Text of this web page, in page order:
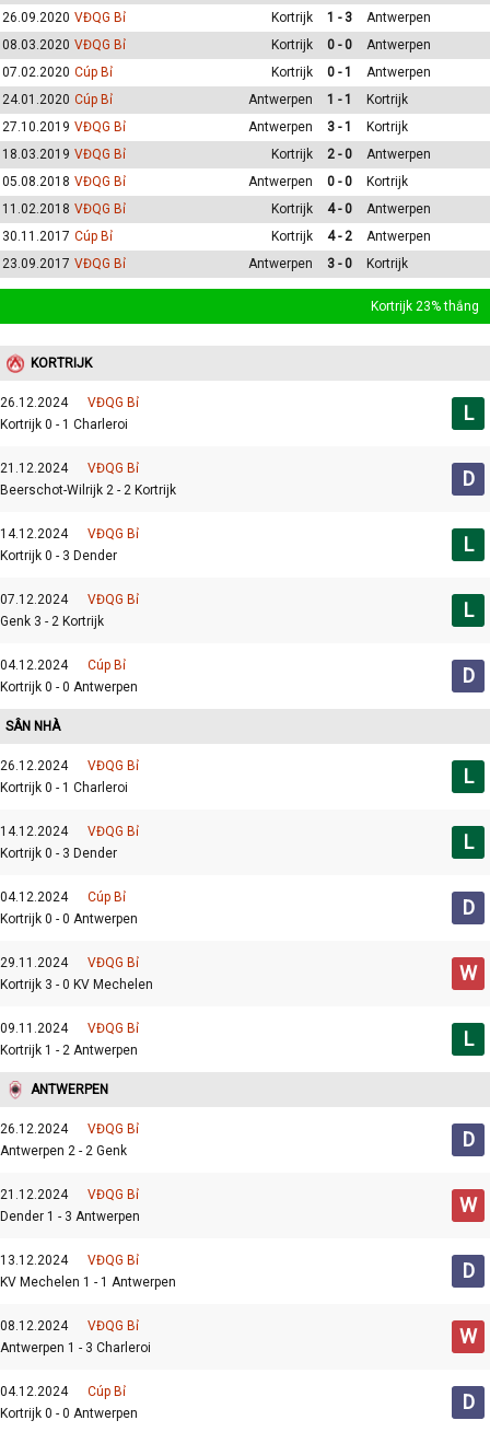
26.09.2020 VĐQG Bỉ Kortrijk 1 - 3
Antwerpen
08.03.2020 VĐQG Bỉ Kortrijk 0 - 0
Antwerpen
07.02.2020 Cúp Bỉ Kortrijk 0 - 1
Antwerpen
24.01.2020 Cúp Bỉ Antwerpen 1 - 1
Kortrijk
27.10.2019 VĐQG Bỉ Antwerpen 3 - 1
Kortrijk
18.03.2019 VĐQG Bỉ Kortrijk 2 - 0
Antwerpen
05.08.2018 VĐQG Bỉ Antwerpen 0 - 0
Kortrijk
11.02.2018 VĐQG Bỉ Kortrijk 4 - 0
Antwerpen
30.11.2017 Cúp Bỉ Kortrijk 4 - 2
Antwerpen
23.09.2017 VĐQG Bỉ Antwerpen 3 - 0 Kortrijk
Kortrijk 23% thắng
KORTRIJK
26.12.2024
VĐQG Bỉ
Kortrijk 0 - 1 Charleroi
L
21.12.2024
VĐQG Bỉ
Beerschot-Wilrijk 2 - 2 Kortrijk
D
14.12.2024
VĐQG Bỉ
Kortrijk 0 - 3 Dender
L
07.12.2024
VĐQG Bỉ
Genk 3 - 2 Kortrijk
L
04.12.2024
Cúp Bỉ
Kortrijk 0 - 0 Antwerpen
D
SÂN NHÀ
26.12.2024
VĐQG Bỉ
Kortrijk 0 - 1 Charleroi
L
14.12.2024
VĐQG Bỉ
Kortrijk 0 - 3 Dender
L
04.12.2024
Cúp Bỉ
Kortrijk 0 - 0 Antwerpen
D
29.11.2024
VĐQG Bỉ
Kortrijk 3 - 0 KV Mechelen
W
09.11.2024
VĐQG Bỉ
Kortrijk 1 - 2 Antwerpen
L
ANTWERPEN
26.12.2024
VĐQG Bỉ
Antwerpen 2 - 2 Genk
D
21.12.2024
VĐQG Bỉ
Dender 1 - 3 Antwerpen
W
13.12.2024
VĐQG Bỉ
KV Mechelen 1 - 1 Antwerpen
D
08.12.2024
VĐQG Bỉ
Antwerpen 1 - 3 Charleroi
W
04.12.2024
Cúp Bỉ
Kortrijk 0 - 0 Antwerpen
D